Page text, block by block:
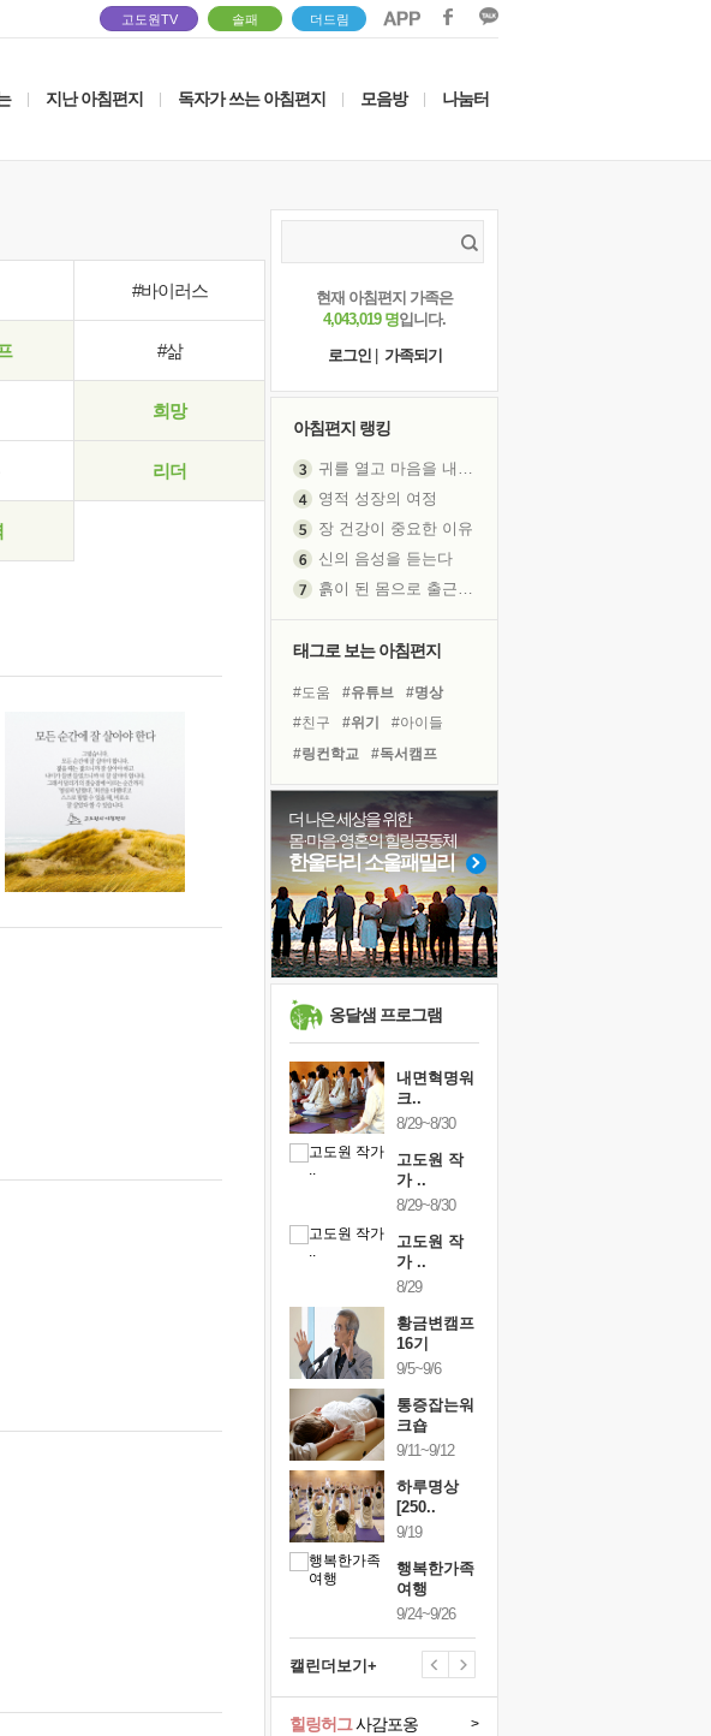
고도원TV 솔패 더드림
지난 아침편지 독자가 쓰는 아침편지 모음방 나눔터
#바이러스
#삶
희망
리더
현재 아침편지 가족은
4,043,019 명입니다.
로그인
가족되기
아침편지 랭킹
귀를 열고 마음을 내어주고
영적 성장의 여정
장 건강이 중요한 이유
신의 음성을 듣는다
흙이 된 몸으로 출근하는 여자
졸업식 사진을 보며
극심한 변비, 어깨결림, 수면 장애
아픈 아버지를 위한 공간 설계
슬럼프
보고 싶은 어머니
유년 시절의 부산 영도 바다
못된 꼰대들
희망이란
'모른다'는 것
태그로 보는 아침편지
#도움 #유튜브
#명상
#친구
#위기
#아이들
#링컨학교
#독서캠프
#희망
#극복
#바이러스
#힐링
#건강
#리더
#비전캠프
#사람
#다짐
#면역력
#선택
#삶
#경험
더 나은 세상을 위한
몸·마음·영혼의 힐링공동체
한울타리 소울패밀리
옹달샘 프로그램
크..
내면혁명워
크..
8/29~8/30
고도원 작
가 ..
8/29~8/30
고도원 작
가 ..
8/29
황금변캠프
16기
9/5~9/6
통증잡는워
크숍
9/11~9/12
하루명상
[250..
9/19
행복한가족
여행
9/24~9/26
캘린더보기+
힐링허그사감포옹 >